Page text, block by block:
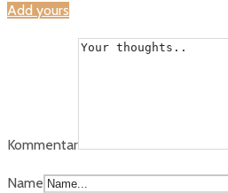
Add yours
Kommentar
Name